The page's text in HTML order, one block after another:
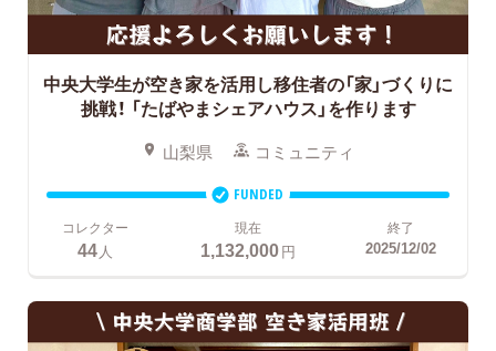
中央大学生が空き家を活用し移住者の「家」づくりに
挑戦！ 「たばやまシェアハウス」を作ります
山梨県 コミュニティ
FUNDED
コレクター
44 人
現在
1,132,000円
終了
2025/12/02